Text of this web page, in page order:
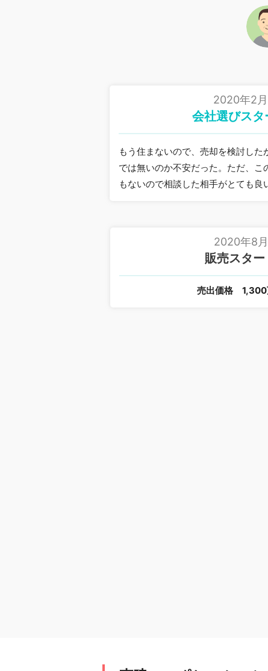
2020年2月
会社選びスタ
もう住まないので、売却を検討した
では無いのか不安だった。ただ、こ
もないので相談した相手がとても良
2020年8月
販売スター
売出価格 1,300